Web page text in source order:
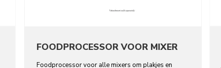
FOODPROCESSOR VOOR MIXER
Foodprocessor voor alle mixers om plakjes en